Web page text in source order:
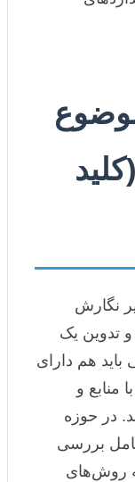
نگارش
تدوین یک
هم دارای
منابع و
در حوزه
بررسی
روش‌های